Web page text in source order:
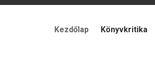
Kezdőlap Könyvkritika